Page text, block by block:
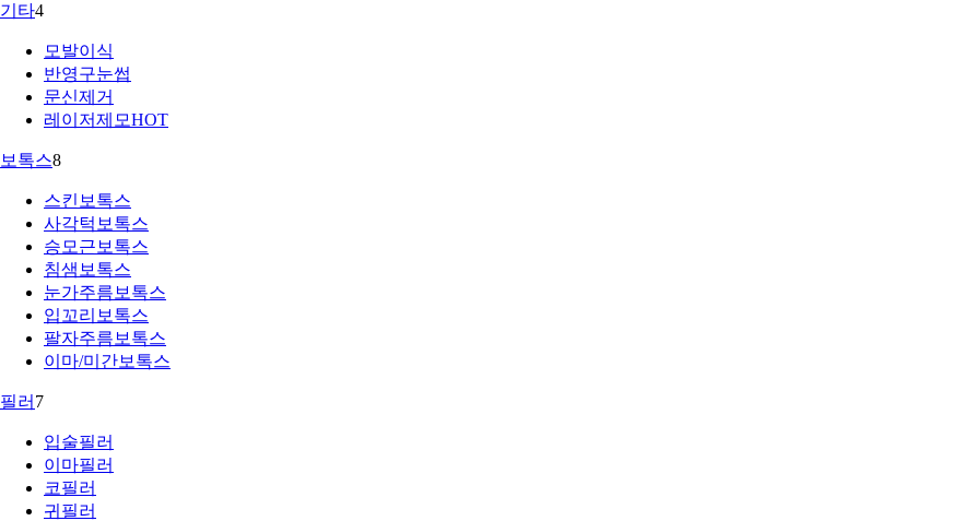
기타4
모발이식
반영구눈썹
문신제거
레이저제모HOT
보톡스8
스킨보톡스
사각턱보톡스
승모근보톡스
침샘보톡스
눈가주름보톡스
입꼬리보톡스
팔자주름보톡스
이마/미간보톡스
필러 7
입술필러
이마필러
코필러
귀필러